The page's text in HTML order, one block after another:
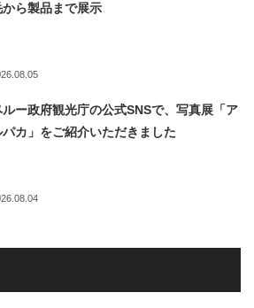
から製品まで展示
ルー政府観光庁の公式SNSで、写真展「ア
パカ」をご紹介いただきました